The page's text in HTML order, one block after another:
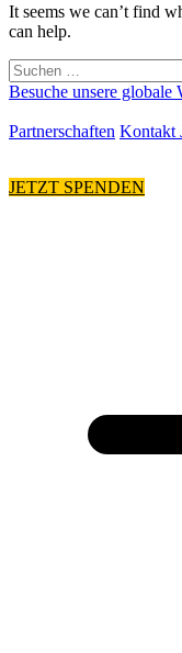
It seems we can’t find
can help.
Suchen
nach:
Besuche unsere globale
Partnerschaften Kontakt
JETZT SPENDEN